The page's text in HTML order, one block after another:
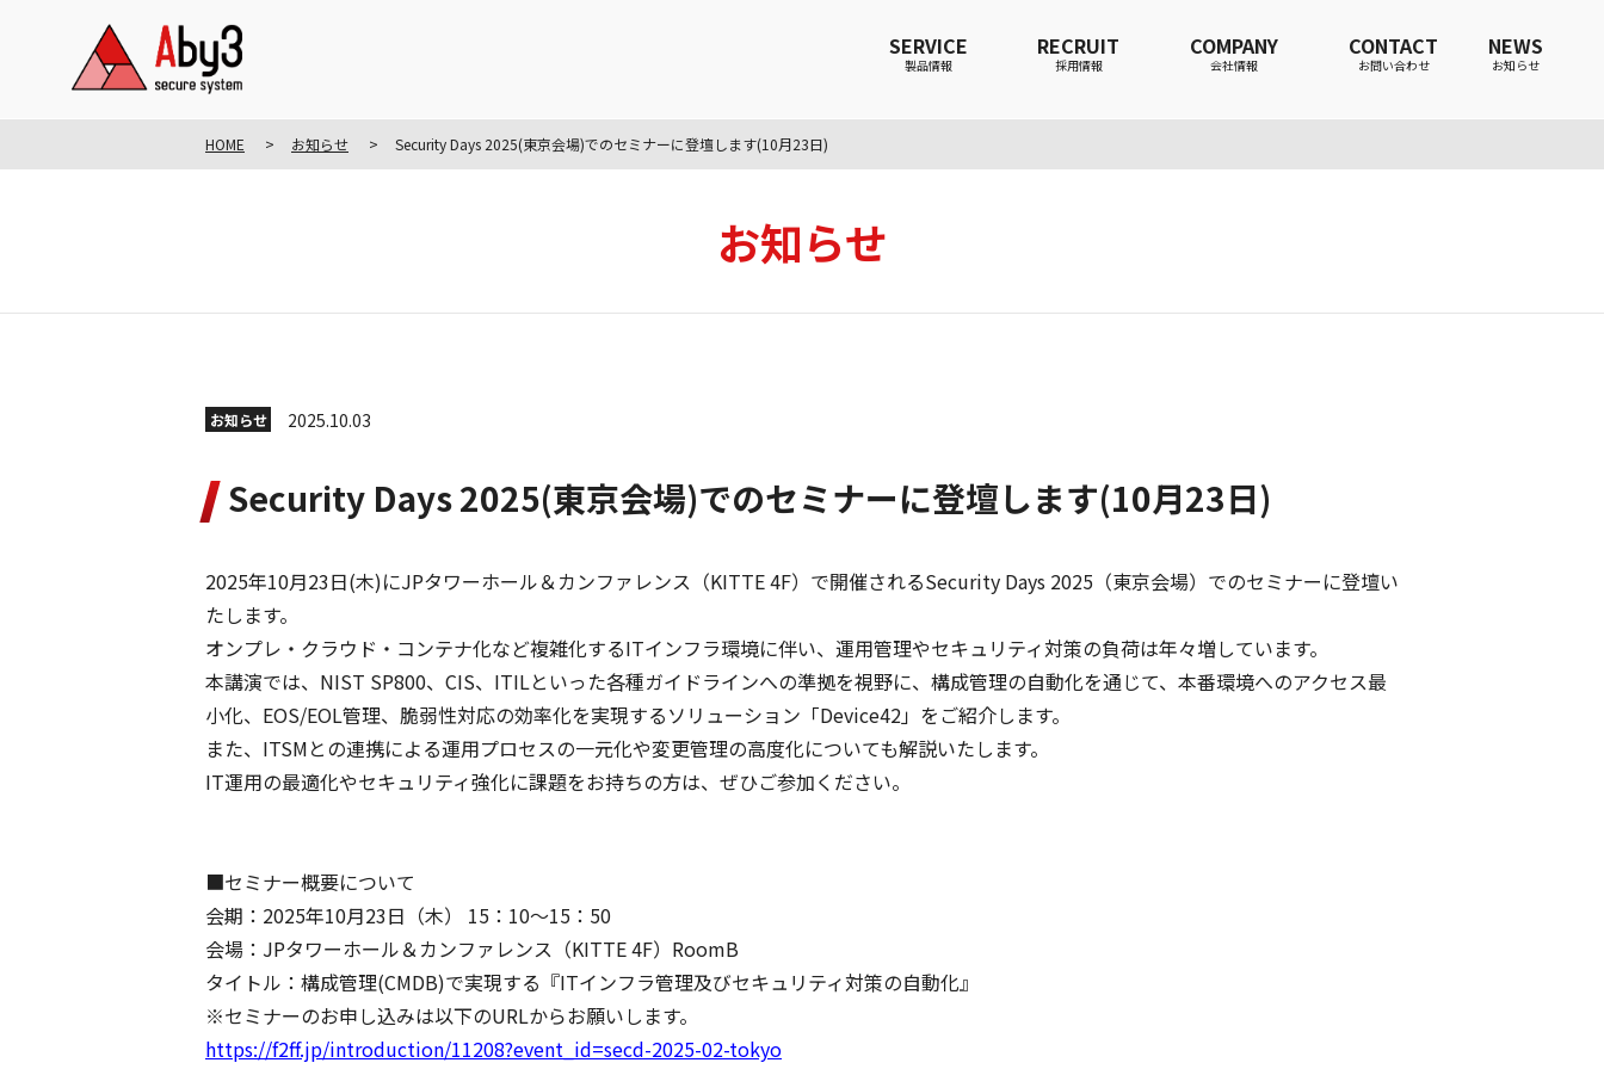
SERVICE
製品情報
RECRUIT
採用情報
COMPANY
会社情報
CONTACT
お問い合わせ
NEWS
お知らせ
HOME お知らせ Security Days 2025(東京会場)でのセミナーに登壇します(10月23日)
お知らせ
お知らせ 2025.10.03
Security Days 2025(東京会場)でのセミナーに登壇します(10月23日)
2025年10月23日(木)にJPタワーホール＆カンファレンス（KITTE 4F）で開催されるSecurity Days 2025（東京会場）でのセミナーに登壇い
たします。
オンプレ・クラウド・コンテナ化など複雑化するITインフラ環境に伴い、運用管理やセキュリティ対策の負荷は年々増しています。
本講演では、NIST SP800、CIS、ITILといった各種ガイドラインへの準拠を視野に、構成管理の自動化を通じて、本番環境へのアクセス最
小化、EOS/EOL管理、脆弱性対応の効率化を実現するソリューション「Device42」をご紹介します。
また、ITSMとの連携による運用プロセスの一元化や変更管理の高度化についても解説いたします。
IT運用の最適化やセキュリティ強化に課題をお持ちの方は、ぜひご参加ください。
■セミナー概要について
会期：2025年10月23日（木） 15：10～15：50
会場：JPタワーホール＆カンファレンス（KITTE 4F）RoomB
タイトル：構成管理(CMDB)で実現する『ITインフラ管理及びセキュリティ対策の自動化』
※セミナーのお申し込みは以下のURLからお願いします。
https://f2ff.jp/introduction/11208?event_id=secd-2025-02-tokyo